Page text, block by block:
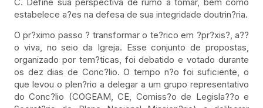
estabelece a?es na defesa de sua integridade doutrin?ria.
O pr?ximo passo ? transformar o te?rico em ?pr?xis?, a??
o viva, no seio da Igreja. Esse conjunto de propostas,
organizado por tem?ticas, foi debatido e votado durante
os dez dias de Conc?lio. O tempo n?o foi suficiente, o
que levou o plen?rio a delegar a um grupo representativo
do Conc?lio (COGEAM, CE, Comiss?o de Legisla??o e